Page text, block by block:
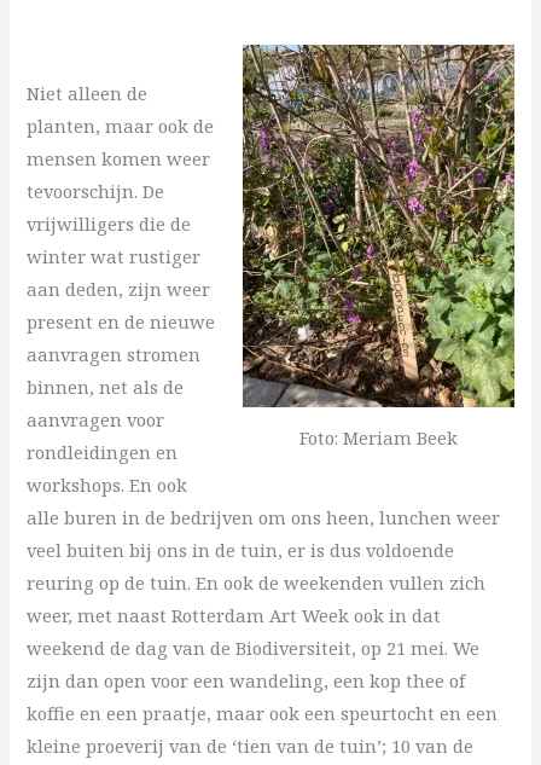
Foto: Meriam Beek
Niet alleen de
planten, maar ook de
mensen komen weer
tevoorschijn. De
vrijwilligers die de
winter wat rustiger
aan deden, zijn weer
present en de nieuwe
aanvragen stromen
binnen, net als de
aanvragen voor
rondleidingen en
workshops. En ook
alle buren in de bedrijven om ons heen, lunchen weer
veel buiten bij ons in de tuin, er is dus voldoende
reuring op de tuin. En ook de weekenden vullen zich
weer, met naast Rotterdam Art Week ook in dat
weekend de dag van de Biodiversiteit, op 21 mei. We
zijn dan open voor een wandeling, een kop thee of
koffie en een praatje, maar ook een speurtocht en een
kleine proeverij van de ‘tien van de tuin’; 10 van de